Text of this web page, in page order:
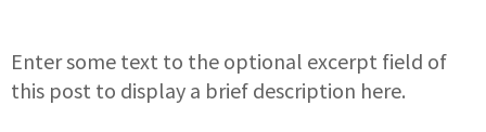
Enter some text to the optional excerpt field of
this post to display a brief description here.